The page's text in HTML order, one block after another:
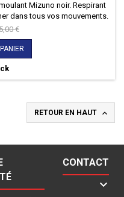
Mizuno noir. Respirant
dans tous vos mouvements.
€
RETOUR EN HAUT 
CONTACT
